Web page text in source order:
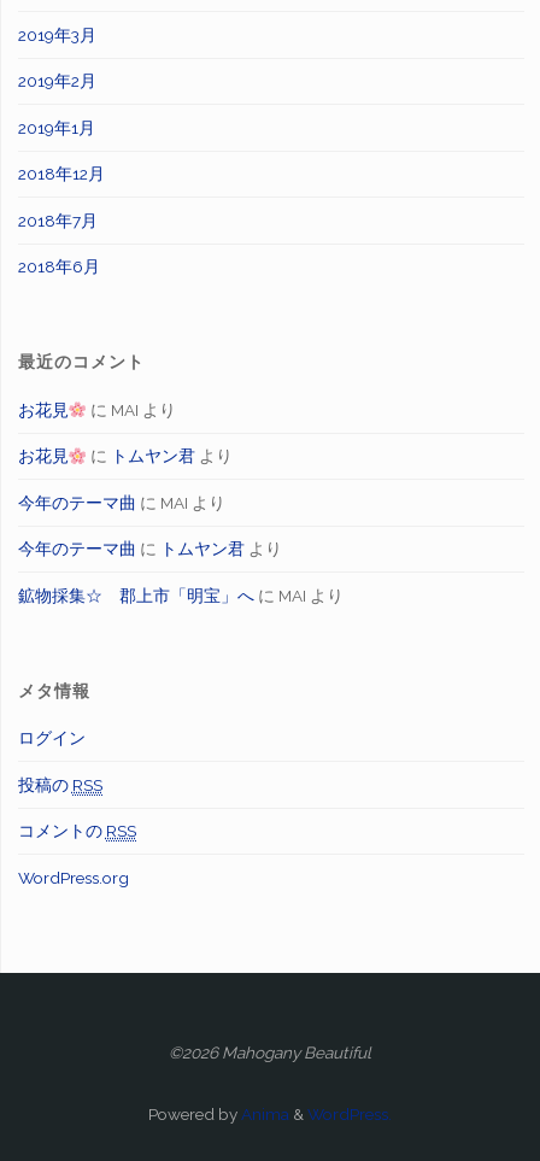
2019年3月
2019年2月
2019年1月
2018年12月
2018年7月
2018年6月
最近のコメント
お花見 に MAI より
お花見 に トムヤン君より
今年のテーマ曲 に MAI より
今年のテーマ曲 に トムヤン君より
鉱物採集☆ 郡上市「明宝」へに MAI より
メタ情報
ログイン
投稿の RSS
コメントの RSS
WordPress.org
©2026 Mahogany Beautiful
Powered byAnima &WordPress.